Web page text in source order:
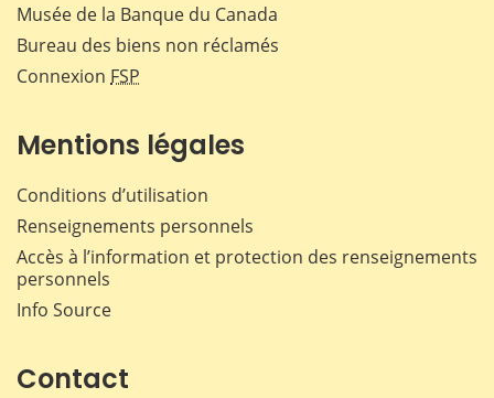
Musée de la Banque du Canada
Bureau des biens non réclamés
Connexion FSP
Mentions légales
Conditions d’utilisation
Renseignements personnels
Accès à l’information et protection des renseignements
personnels
Info Source
Contact